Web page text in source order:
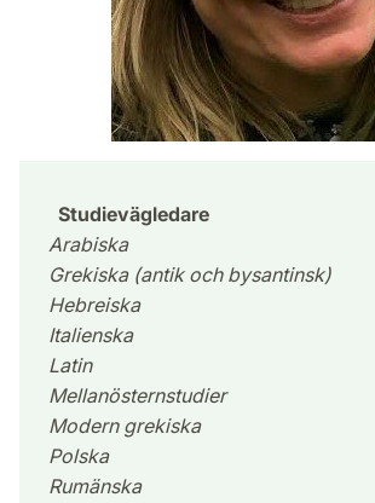
Studievägledare
Arabiska
Grekiska (antik och bysantinsk)
Hebreiska
Italienska
Latin
Mellanösternstudier
Modern grekiska
Polska
Rumänska